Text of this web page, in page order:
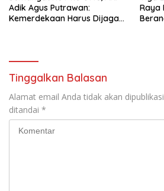
Adik Agus Putrawan:
Kemerdekaan Harus Dijaga
Raya
Tinggalkan Balasan
Alamat email Anda tidak akan
ditandai *